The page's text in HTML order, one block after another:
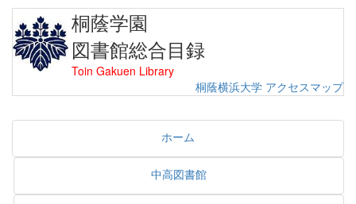
桐蔭学園
図書館総合目録
Toin Gakuen Library
桐蔭横浜大学 アクセスマップ
ホーム
中高図書館